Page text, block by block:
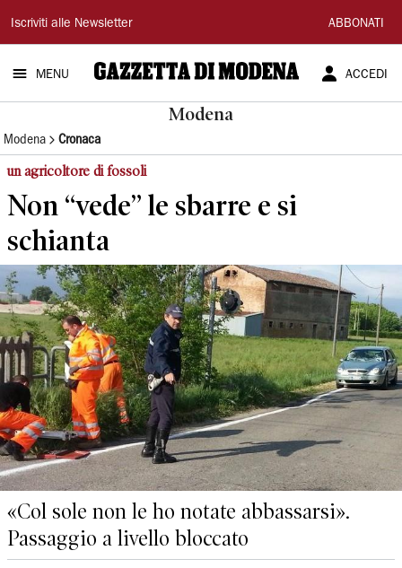
Gazzetta
di
Modena
Iscriviti alle Newsletter ABBONATI
MENU ACCEDI
Modena
Modena Cronaca
un agricoltore di fossoli
Non “vede” le sbarre e si
schianta
«Col sole non le ho notate abbassarsi».
Passaggio a livello bloccato